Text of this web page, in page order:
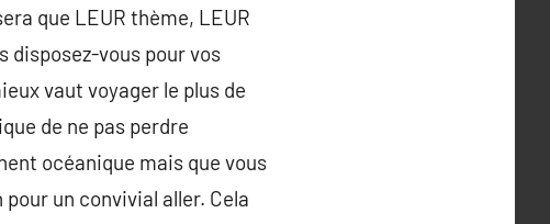
que LEUR thème, LEUR
vous pour vos
vaut voyager le plus de
de ne pas perdre
océanique mais que vous
pour un convivial aller. Cela